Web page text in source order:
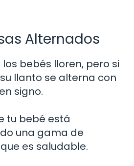
Alternados
bebés lloren, pero si
llanto se alterna con
signo.
tu bebé está
una gama de
es saludable.